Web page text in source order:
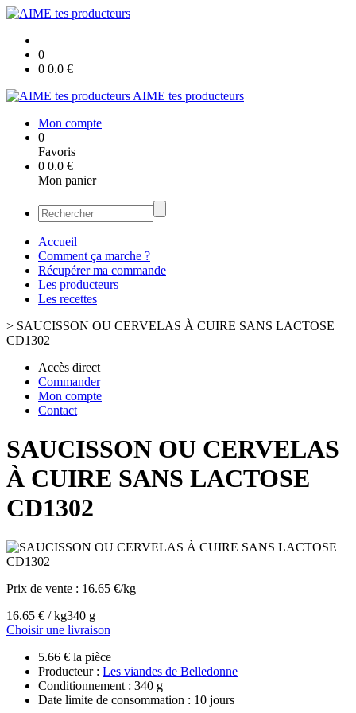
0
0 0.0 €
AIME tes producteurs
Mon compte
0
Favoris
0 0.0 €
Mon panier
Accueil
Comment ça marche ?
Récupérer ma commande
Les producteurs
Les recettes
> SAUCISSON OU CERVELAS À CUIRE SANS LACTOSE
CD1302
Accès direct
Commander
Mon compte
Contact
SAUCISSON OU CERVELAS
À CUIRE SANS LACTOSE
CD1302
Prix de vente : 16.65 €/kg
16.65 € / kg340 g
Choisir une livraison
5.66 € la pièce
Producteur : Les viandes de Belledonne
Conditionnement : 340 g
Date limite de consommation : 10 jours